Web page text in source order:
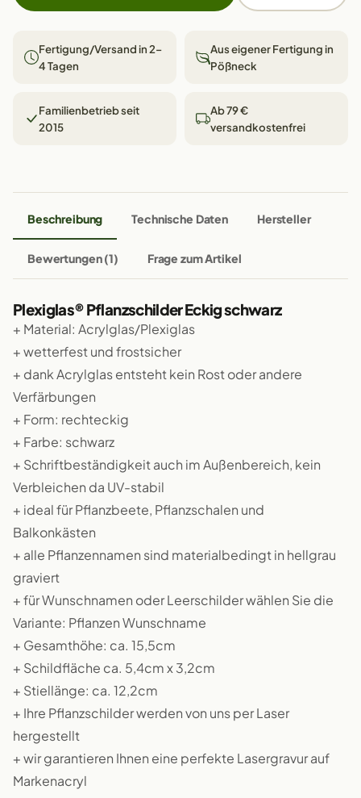
Fertigung/Versand in 2–
4 Tagen
Aus eigener Fertigung in
Pößneck
Familienbetrieb seit
2015
Ab 79 €
versandkostenfrei
Beschreibung Technische Daten Hersteller
Bewertungen (1) Frage zum Artikel
Plexiglas® Pflanzschilder Eckig schwarz
+ Material: Acrylglas/Plexiglas
+ wetterfest und frostsicher
+ dank Acrylglas entsteht kein Rost oder andere
Verfärbungen
+ Form: rechteckig
+ Farbe: schwarz
+ Schriftbeständigkeit auch im Außenbereich, kein
Verbleichen da UV-stabil
+ ideal für Pflanzbeete, Pflanzschalen und
Balkonkästen
+ alle Pflanzennamen sind materialbedingt in hellgrau
graviert
+ für Wunschnamen oder Leerschilder wählen Sie die
Variante: Pflanzen Wunschname
+ Gesamthöhe: ca. 15,5cm
+ Schildfläche ca. 5,4cm x 3,2cm
+ Stiellänge: ca. 12,2cm
+ Ihre Pflanzschilder werden von uns per Laser
hergestellt
+ wir garantieren Ihnen eine perfekte Lasergravur auf
Markenacryl